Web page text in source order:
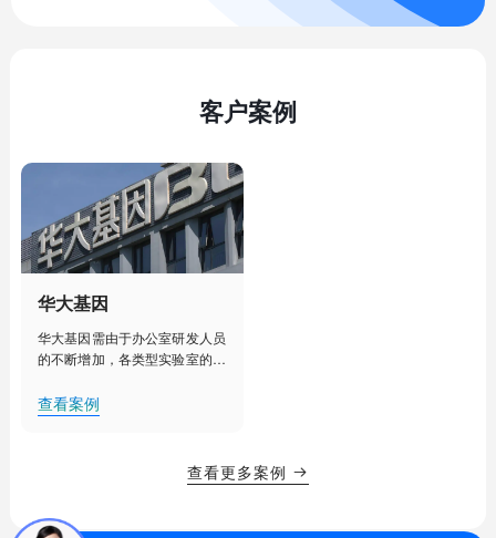
客户案例
华大基因
华大基因需由于办公室研发人员
的不断增加，各类型实验室的建
其对办公室、实验室、实验室设
备更加细致化管理的需求。需要
化、智能化管理，提升办公效
率，降低用电能耗，创造舒适的
查看案例
查看更多案例 